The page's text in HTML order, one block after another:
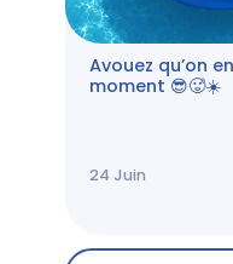
Avouez qu’on
moment 😎🥵☀️
24 Juin